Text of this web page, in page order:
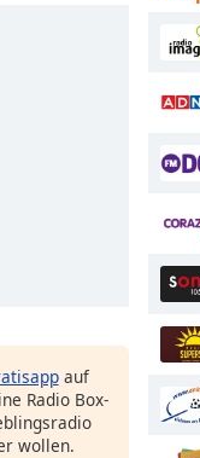
auf
Radio Box-
wollen.